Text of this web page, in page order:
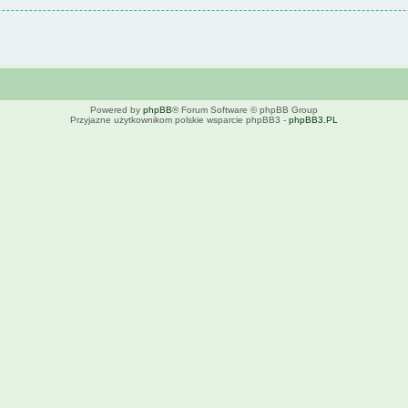
Powered by phpBB® Forum Software © phpBB Group
Przyjazne użytkownikom polskie wsparcie phpBB3 - phpBB3.PL